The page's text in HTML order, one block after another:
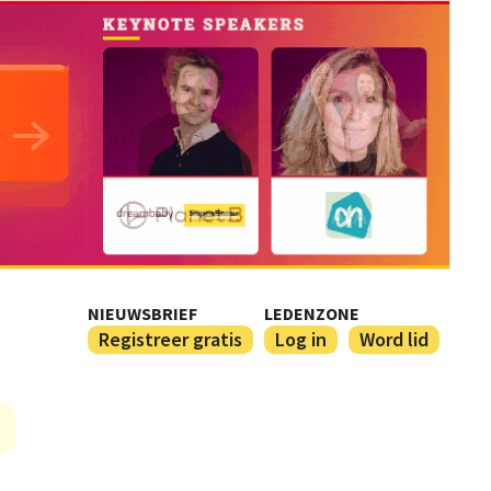
NIEUWSBRIEF
Registreer gratis
LEDENZONE
Log in Word lid